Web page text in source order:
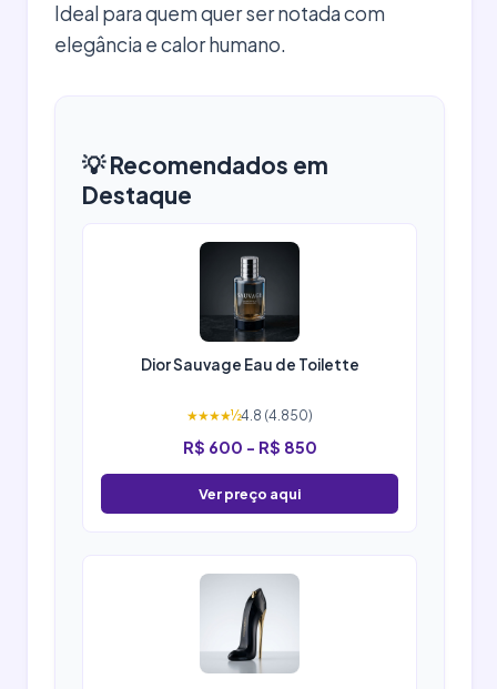
Ideal para quem quer ser notada com
elegância e calor humano.
💡 Recomendados em
Destaque
Dior Sauvage Eau de Toilette
★★★★½4.8 (4.850)
R$ 600 - R$ 850
Ver preço aqui